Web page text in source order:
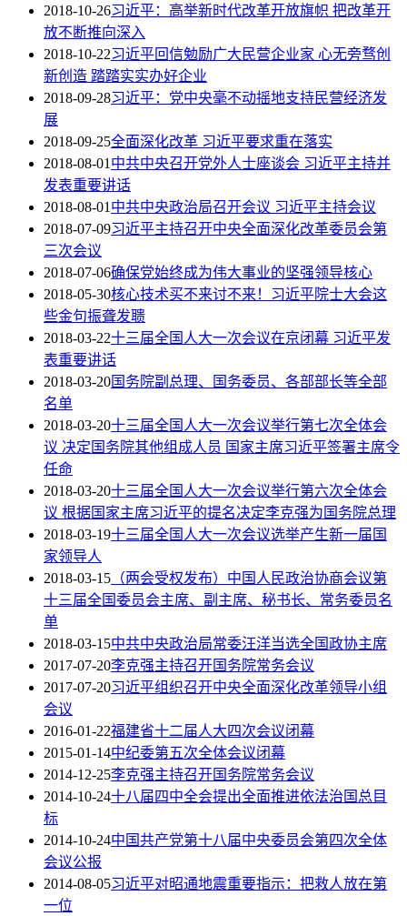
2018-10-26习近平：高举新时代改革开放旗帜 把改革开
放不断推向深入
2018-10-22习近平回信勉励广大民营企业家 心无旁骛创
新创造 踏踏实实办好企业
2018-09-28习近平：党中央毫不动摇地支持民营经济发
展
2018-09-25全面深化改革 习近平要求重在落实
2018-08-01中共中央召开党外人士座谈会 习近平主持并
发表重要讲话
2018-08-01中共中央政治局召开会议 习近平主持会议
2018-07-09习近平主持召开中央全面深化改革委员会第
三次会议
2018-07-06确保党始终成为伟大事业的坚强领导核心
2018-05-30核心技术买不来讨不来！习近平院士大会这
些金句振聋发聩
2018-03-22十三届全国人大一次会议在京闭幕 习近平发
表重要讲话
2018-03-20国务院副总理、国务委员、各部部长等全部
名单
2018-03-20十三届全国人大一次会议举行第七次全体会
议 决定国务院其他组成人员 国家主席习近平签署主席令
任命
2018-03-20十三届全国人大一次会议举行第六次全体会
议 根据国家主席习近平的提名决定李克强为国务院总理
2018-03-19十三届全国人大一次会议选举产生新一届国
家领导人
2018-03-15 （两会受权发布）中国人民政治协商会议第
十三届全国委员会主席、副主席、秘书长、常务委员名
单
2018-03-15中共中央政治局常委汪洋当选全国政协主席
2017-07-20李克强主持召开国务院常务会议
2017-07-20习近平组织召开中央全面深化改革领导小组
会议
2016-01-22福建省十二届人大四次会议闭幕
2015-01-14中纪委第五次全体会议闭幕
2014-12-25李克强主持召开国务院常务会议
2014-10-24十八届四中全会提出全面推进依法治国总目
标
2014-10-24中国共产党第十八届中央委员会第四次全体
会议公报
2014-08-05习近平对昭通地震重要指示：把救人放在第
一位